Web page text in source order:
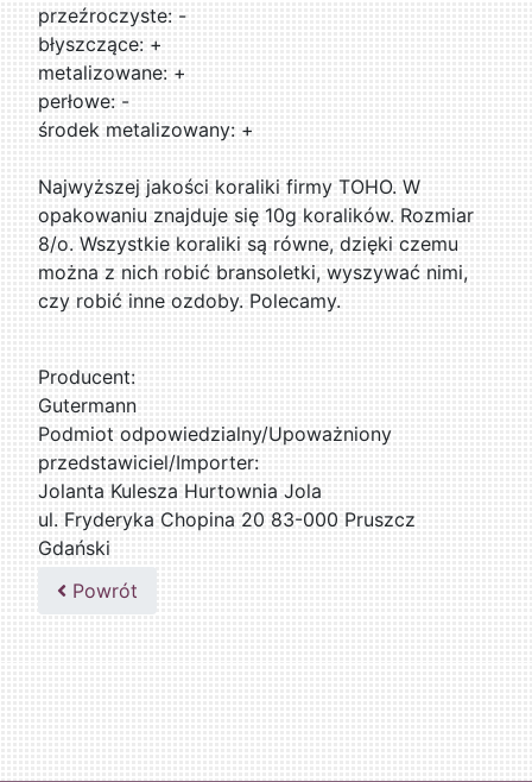
przeźroczyste: -
błyszczące: +
metalizowane: +
perłowe: -
środek metalizowany: +
Najwyższej jakości koraliki firmy TOHO. W
opakowaniu znajduje się 10g koralików. Rozmiar
8/o. Wszystkie koraliki są równe, dzięki czemu
można z nich robić bransoletki, wyszywać nimi,
czy robić inne ozdoby. Polecamy.
Producent:
Gutermann
Podmiot odpowiedzialny/Upoważniony
przedstawiciel/Importer:
Jolanta Kulesza Hurtownia Jola
ul. Fryderyka Chopina 20 83-000 Pruszcz
Gdański
502047435
Powrót